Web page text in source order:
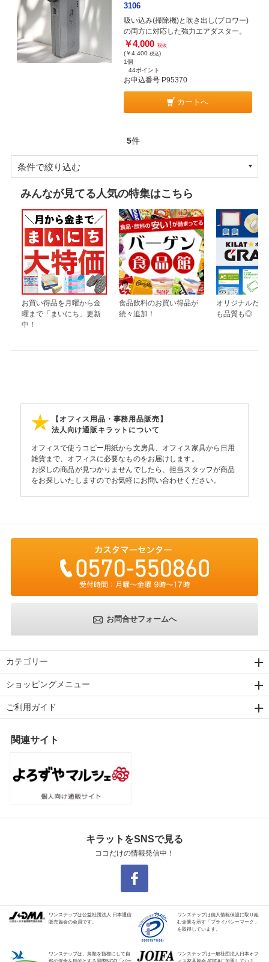
3106
吸い込み(掃除機)と吹き出し(ブロワー)
の両方に対応した強力エアダスター。
￥4,000 税抜
(￥4,400 税込)
1個
44ポイント
お申込番号 P95370
カートへ
5件
条件で絞り込む
みんなが見てる人気の特集はこちら
お買い得品を月曜から金
曜まで「まいにち」更新
中！
食品飲料のお買い得品が
続々追加！
オリジナルだか
も品質も◎
【オフィス用品・事務用品販売】
法人向け通販キラットについて
オフィスで使うコピー用紙から文房具、オフィス家具から日用
雑貨まで、オフィスに必要なものをお届けします。
お探しの商品が見つかりませんでしたら、担当スタッフが商品
をお探しいたしますのでお気軽にお問い合わせください。
お問合せフォームへ
カテゴリー
ショッピングメニュー
ご利用ガイド
関連サイト
キラットをSNSで見る
ココだけの情報発信中！
ワンステップは公益社団法人 日本通信
販売協会の会員です。
ワンステップは個人情報保護に取り組
む企業を示す「プライバシーマーク」
を取得しています。
ワンステップは、鳥類を指標にして自
ワンステップは一般社団法人日本オフ